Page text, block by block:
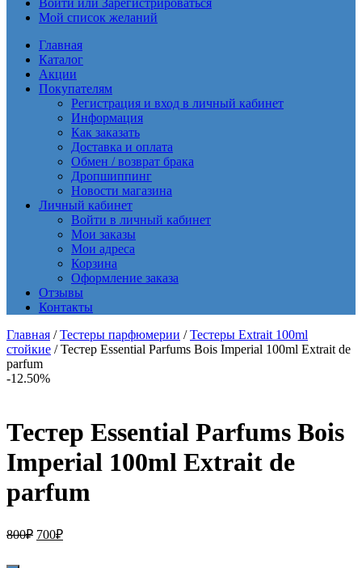
Войти или Зарегистрироваться
Мой список желаний
Главная
Каталог
Акции
Покупателям
Регистрация и вход в личный кабинет
Информация
Как заказать
Доставка и оплата
Обмен / возврат брака
Дропшиппинг
Новости магазина
Личный кабинет
Войти в личный кабинет
Мои заказы
Мои адреса
Корзина
Оформление заказа
Отзывы
Контакты
Главная /Тестеры парфюмерии /Тестеры Extrait 100ml
стойкие / Тестер Essential Parfums Bois Imperial 100ml Extrait de
parfum
-12.50%
Тестер Essential Parfums Bois
Imperial 100ml Extrait de
parfum
800₽ Первоначальная
700₽Текущая